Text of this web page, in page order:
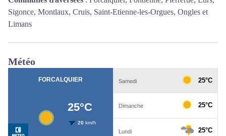
Sigonce, Montlaux, Cruis, Saint-Etienne-les-Orgues, Ongles et
Limans
Météo